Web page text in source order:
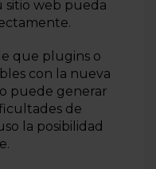
en su sitio web
sitio web pueda
que plugins o
con la nueva
puede generar
de
la posibilidad